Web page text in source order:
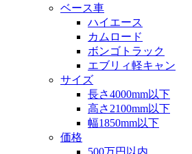
ベース車
ハイエース
カムロード
ボンゴトラック
エブリィ軽キャン
サイズ
長さ4000mm以下
高さ2100mm以下
幅1850mm以下
価格
500万円以内